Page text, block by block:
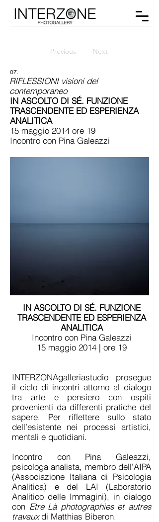
Previous Next
07.
RIFLESSIONI visioni del
contemporaneo
IN ASCOLTO DI SÉ. FUNZIONE
TRASCENDENTE ED ESPERIENZA
ANALITICA
15 maggio 2014 ore 19
Incontro con Pina Galeazzi
IN ASCOLTO DI SÉ. FUNZIONE
TRASCENDENTE ED ESPERIENZA
ANALITICA
Incontro con Pina Galeazzi
15 maggio 2014 | ore 19
INTERZONAgalleriastudio prosegue
il ciclo di incontri attorno al dialogo
tra arte e pensiero con ospiti
provenienti da differenti pratiche del
sapere. Per riflettere sullo stato
dell’esistente nei processi artistici,
mentali e quotidiani.
Incontro con Pina Galeazzi,
psicologa analista, membro dell'AIPA
(Associazione Italiana di Psicologia
Analitica) e del LAI (Laboratorio
Analitico delle Immagini), in dialogo
con Etre Là photographies et autres
travauxdi Matthias Biberon.